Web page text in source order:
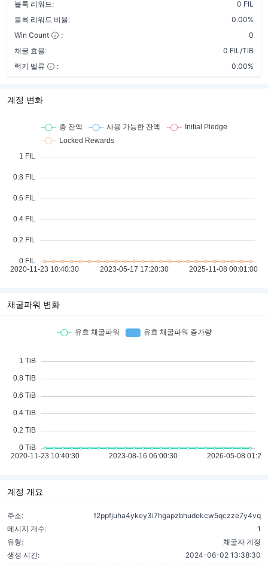
블록 리워드:
0 FIL
블록 리워드 비율:
0.00%
Win Count
:
0
채굴 효율:
0 FIL/TiB
럭키 벨류
: 0.00%
계정 변화
채굴파워 변화
계정 개요
주소:
f2ppfjuha4ykey3i7hgapzbhudekcw5qczze7y4vq
메시지 개수:
1
유형:
채굴자 계정
생성 시간:
2024-06-02 13:38:30